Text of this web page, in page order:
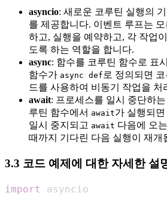
asyncio: 새로운 코루틴 실행의
를 제공합니다. 이벤트 루프는
하고, 실행을 예약하고, 각 작업
도록 하는 역할을 합니다.
async: 함수를 코루틴 함수로 표
함수가 async def 로 정의되면
드를 사용하여 비동기 작업을 처
await: 프로세스를 일시 중단하
루틴 함수에서 await가 실행되면
일시 중지되고 await 다음에 오
때까지 기다린 다음 실행이 재개
3.3 코드 예제에 대한 자세한 설
import